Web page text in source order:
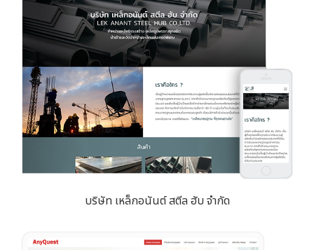
บริษัท เหล็กอนันต์ สตีล ฮับ จำกัด